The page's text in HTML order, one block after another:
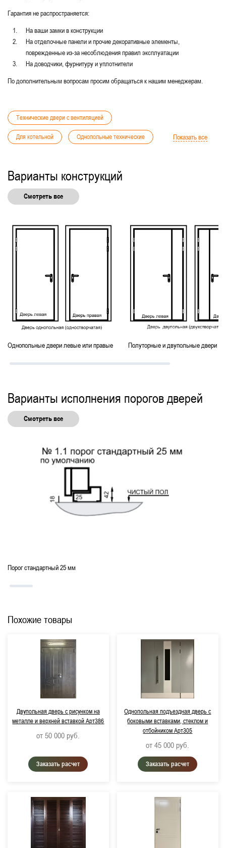
Гарантия не распространяется:
На ваши замки в конструкции
На отделочные панели и прочие декоративные элементы,
поврежденные из-за несоблюдения правил эксплуатации
На доводчики, фурнитуру и уплотнители
По дополнительным вопросам просим обращаться к нашим менеджерам.
Технические двери с вентиляцией
Для котельной Однопольные технические
Технические для гаража
Показать все
Варианты конструкций
Смотреть все
Однопольные двери левые или правые Полуторные и двупольные двери
Варианты исполнения порогов дверей
Смотреть все
Порог стандартный 25 мм
Похожие товары
Двупольная дверь с рисунком на
металле и верхней вставкой Арт386
от 50 000 руб.
Заказать расчет
Однопольная подъездная дверь с
боковыми вставками, стеклом и
отбойником Арт305
от 45 000 руб.
Заказать расчет